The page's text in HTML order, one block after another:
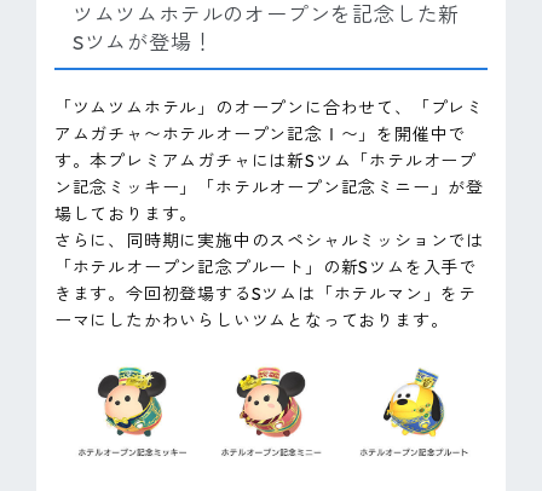
ツムツムホテルのオープンを記念した新
Sツムが登場！
「ツムツムホテル」のオープンに合わせて、「プレミ
アムガチャ〜ホテルオープン記念Ⅰ〜」を開催中で
す。本プレミアムガチャには新Sツム「ホテルオープ
ン記念ミッキー」「ホテルオープン記念ミニー」が登
場しております。
さらに、同時期に実施中のスペシャルミッションでは
「ホテルオープン記念プルート」の新Sツムを入手で
きます。今回初登場するSツムは「ホテルマン」をテ
ーマにしたかわいらしいツムとなっております。